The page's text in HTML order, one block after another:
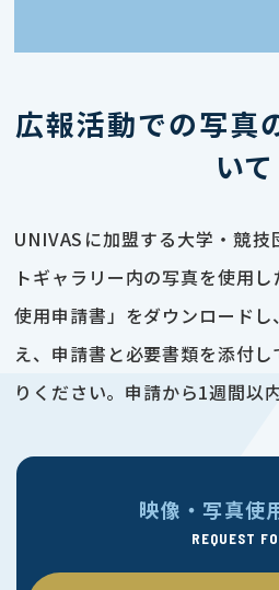
広報活動での写真
いて
UNIVASに加盟する大学・競技
トギャラリー内の写真を使用
使用申請書」をダウンロード
え、申請書と必要書類を添付
りください。申請から1週間以
映像・写真使
REQUEST